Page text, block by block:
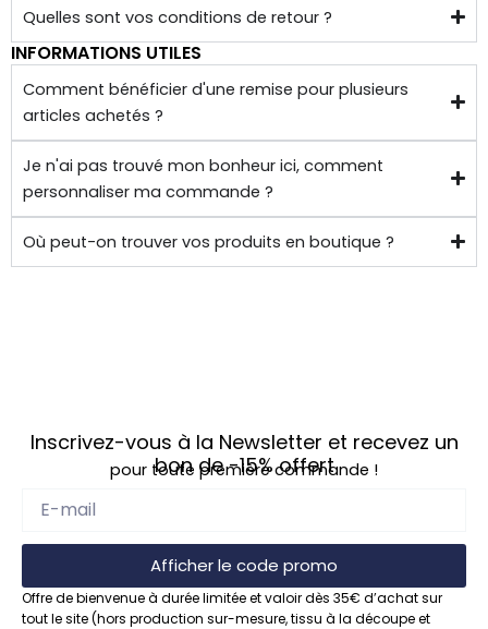
Quelles sont vos conditions de retour ?
INFORMATIONS UTILES
Comment bénéficier d'une remise pour plusieurs
articles achetés ?
Je n'ai pas trouvé mon bonheur ici, comment
personnaliser ma commande ?
Où peut-on trouver vos produits en boutique ?
Inscrivez-vous à la Newsletter et recevez un
bon de -15% offert
pour toute première commande !
Afficher le code promo
Offre de bienvenue à durée limitée et valoir dès 35€ d’achat sur
tout le site (hors production sur-mesure, tissu à la découpe et